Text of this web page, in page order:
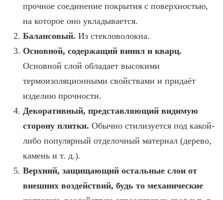
прочное соединение покрытия с поверхностью,
на которое оно укладывается.
Балансовый. Из стекловолокна.
Основной, содержащий винил и кварц.
Основной слой обладает высокими
термоизоляционными свойствами и придаёт
изделию прочности.
Декоративный, представляющий видимую
сторону плитки. Обычно стилизуется под какой-
либо популярный отделочный материал (дерево,
камень и т. д.).
Верхний, защищающий остальные слои от
внешних воздействий, будь то механические